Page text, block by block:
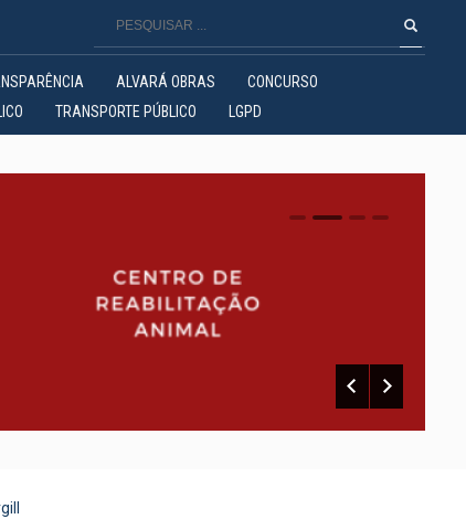
ALVARÁ OBRAS
CONCURSO
TRANSPORTE PÚBLICO LGPD
0 1 2